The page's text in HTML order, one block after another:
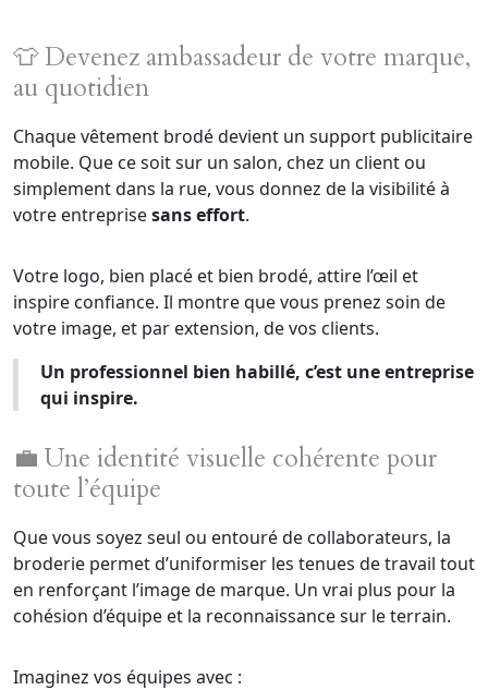
👕 Devenez ambassadeur de votre marque,
au quotidien
Chaque vêtement brodé devient un support publicitaire
mobile. Que ce soit sur un salon, chez un client ou
simplement dans la rue, vous donnez de la visibilité à
votre entreprisesans effort.
Votre logo, bien placé et bien brodé, attire l’œil et
inspire confiance. Il montre que vous prenez soin de
votre image, et par extension, de vos clients.
Un professionnel bien habillé, c’est une entreprise
qui inspire.
💼 Une identité visuelle cohérente pour
toute l’équipe
Que vous soyez seul ou entouré de collaborateurs, la
broderie permet d’uniformiser les tenues de travail tout
en renforçant l’image de marque. Un vrai plus pour la
cohésion d’équipe et la reconnaissance sur le terrain.
Imaginez vos équipes avec :